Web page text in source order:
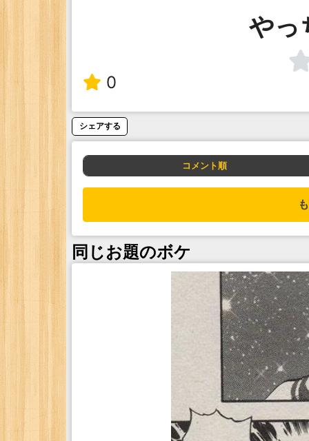
やっ
0
シェアする
コメント順
同じお題のボケ